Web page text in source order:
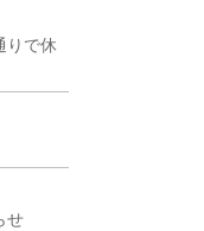
りで休
せ